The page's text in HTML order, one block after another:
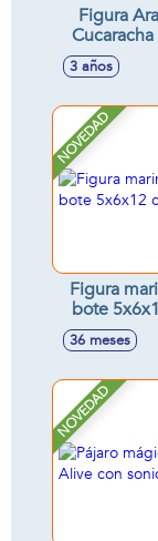
Figura
Alive -
3 años
NOVEDAD
Figura
bote
36 meses
NOVEDAD